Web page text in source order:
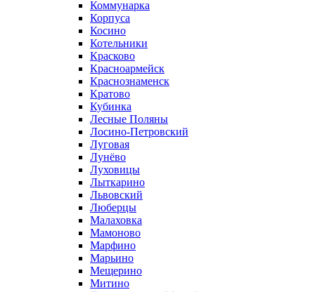
Коммунарка
Корпуса
Косино
Котельники
Красково
Красноармейск
Краснознаменск
Кратово
Кубинка
Лесные Поляны
Лосино-Петровский
Луговая
Лунёво
Луховицы
Лыткарино
Львовский
Люберцы
Малаховка
Мамоново
Марфино
Марьино
Мещерино
Митино